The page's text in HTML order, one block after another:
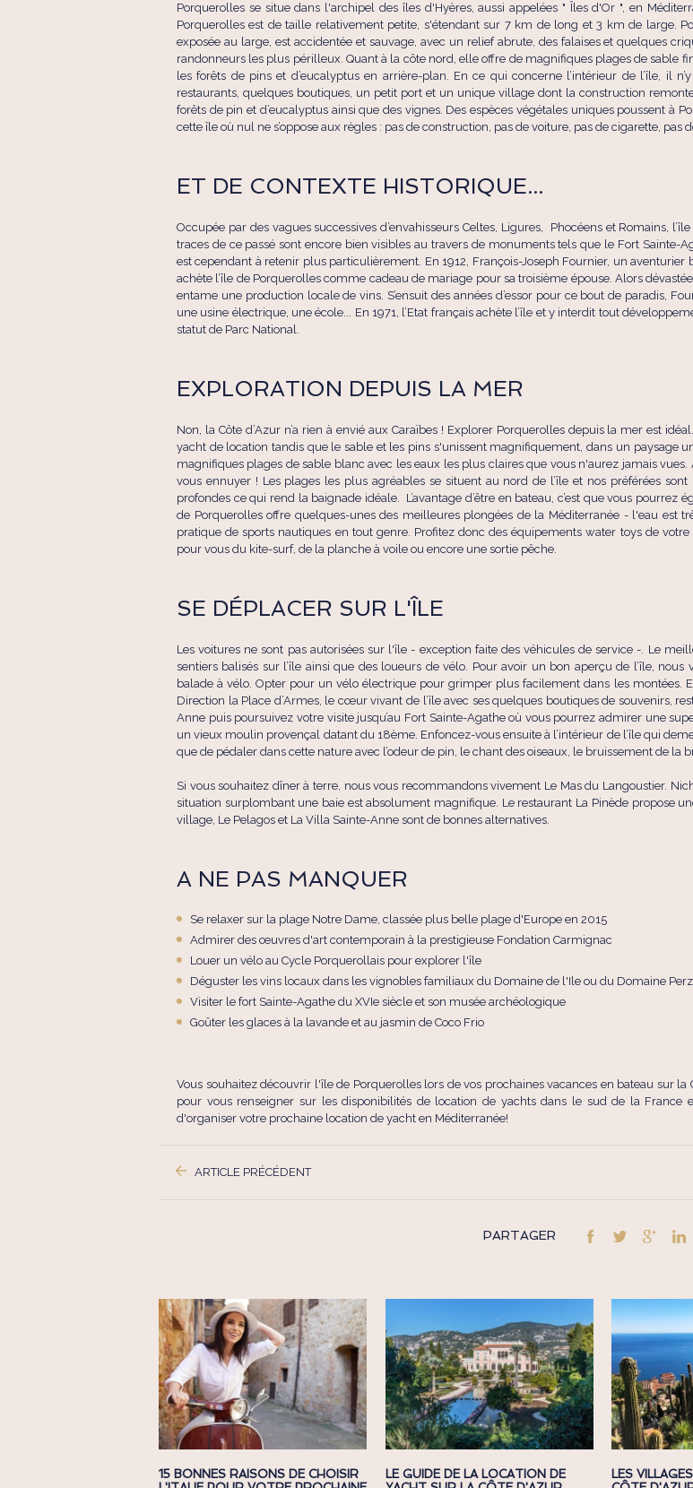
Porquerolles se situe dans l'archipel des îles d'Hyères, aussi appelées " Îles d'Or ", en
Porquerolles est de taille relativement petite, s'étendant sur 7 km de long et 3 km de large.
exposée au large, est accidentée et sauvage, avec un relief abrute, des falaises et quelques
randonneurs les plus périlleux. Quant à la côte nord, elle offre de magnifiques plages de sable
les forêts de pins et d’eucalyptus en arrière-plan. En ce qui concerne l’intérieur de l’île, il
restaurants, quelques boutiques, un petit port et un unique village dont la construction
forêts de pin et d’eucalyptus ainsi que des vignes. Des espèces végétales uniques poussent à
cette île où nul ne s’oppose aux règles : pas de construction, pas de voiture, pas de cigarette, pas
ET DE CONTEXTE HISTORIQUE...
Occupée par des vagues successives d’envahisseurs Celtes, Ligures, Phocéens et Romains,
traces de ce passé sont encore bien visibles au travers de monuments tels que le Fort Sainte-
est cependant à retenir plus particulièrement. En 1912, François-Joseph Fournier, un aventurier
achète l’île de Porquerolles comme cadeau de mariage pour sa troisième épouse. Alors
entame une production locale de vins. S’ensuit des années d’essor pour ce bout de paradis,
une usine électrique, une école... En 1971, l’Etat français achète l’île et y interdit tout
statut de Parc National.
EXPLORATION DEPUIS LA MER
Non, la Côte d’Azur n’a rien à envié aux Caraïbes ! Explorer Porquerolles depuis la mer est
yacht de location tandis que le sable et les pins s'unissent magnifiquement, dans un paysage
magnifiques plages de sable blanc avec les eaux les plus claires que vous n'aurez jamais
vous ennuyer ! Les plages les plus agréables se situent au nord de l’île et nos préférées
profondes ce qui rend la baignade idéale. L’avantage d’être en bateau, c’est que vous
de Porquerolles offre quelques-unes des meilleures plongées de la Méditerranée - l'eau est
pratique de sports nautiques en tout genre. Profitez donc des équipements water toys de
pour vous du kite-surf, de la planche à voile ou encore une sortie pêche.
SE DÉPLACER SUR L'ÎLE
Les voitures ne sont pas autorisées sur l'île - exception faite des véhicules de service -. Le
sentiers balisés sur l’île ainsi que des loueurs de vélo. Pour avoir un bon aperçu de l’île,
balade à vélo. Opter pour un vélo électrique pour grimper plus facilement dans les montées.
Direction la Place d’Armes, le cœur vivant de l’île avec ses quelques boutiques de souvenirs,
Anne puis poursuivez votre visite jusqu’au Fort Sainte-Agathe où vous pourrez admirer une
un vieux moulin provençal datant du 18ème. Enfoncez-vous ensuite à l’intérieur de l’île qui
que de pédaler dans cette nature avec l’odeur de pin, le chant des oiseaux, le bruissement de la
Si vous souhaitez dîner à terre, nous vous recommandons vivement Le Mas du Langoustier.
situation surplombant une baie est absolument magnifique. Le restaurant La Pinède propose
village, Le Pelagos et La Villa Sainte-Anne sont de bonnes alternatives.
A NE PAS MANQUER
Se relaxer sur la plage Notre Dame, classée plus belle plage d'Europe en 2015
Admirer des œuvres d'art contemporain à la prestigieuse Fondation Carmignac
Louer un vélo au Cycle Porquerollais pour explorer l'île
Déguster les vins locaux dans les vignobles familiaux du Domaine de l'Ile ou du Domaine
Visiter le fort Sainte-Agathe du XVIe siècle et son musée archéologique
Goûter les glaces à la lavande et au jasmin de Coco Frio
Vous souhaitez découvrir l'île de Porquerolles lors de vos prochaines vacances en bateau sur
pour vous renseigner sur les disponibilités de location de yachts dans le sud de la France
d'organiser votre prochaine location de yacht en Méditerranée!
ARTICLE PRÉCÉDENT
PARTAGER
15 BONNES RAISONS DE CHOISIR
LE GUIDE DE LA LOCATION DE
LES